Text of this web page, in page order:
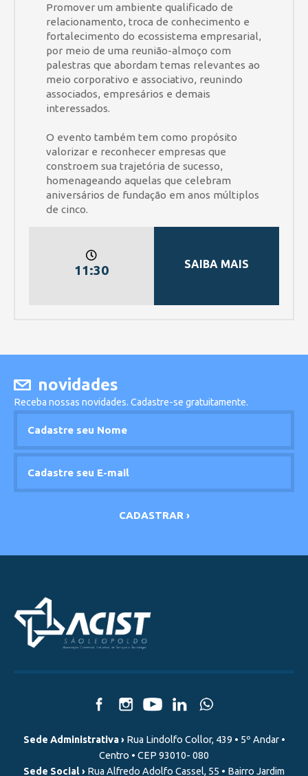
Promover um ambiente qualificado de
relacionamento, troca de conhecimento e
fortalecimento do ecossistema empresarial,
por meio de uma reunião-almoço com
palestras que abordam temas relevantes ao
meio corporativo e associativo, reunindo
associados, empresários e demais
interessados.
O evento também tem como propósito
valorizar e reconhecer empresas que
constroem sua trajetória de sucesso,
homenageando aquelas que celebram
aniversários de fundação em anos múltiplos
de cinco.
11:30 SAIBA MAIS
novidades
Receba nossas novidades. Cadastre-se gratuitamente.
Sede Administrativa ›Rua Lindolfo Collor, 439 • 5º Andar •
Centro • CEP 93010- 080
Sede Social › Rua Alfredo Adolfo Cassel, 55 • Bairro Jardim